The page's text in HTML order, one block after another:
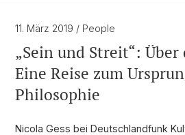
11. März 2019 / People
„Sein und Streit“: Über
Eine Reise zum
Philosophie
Nicola Gess bei Deutschlandfunk